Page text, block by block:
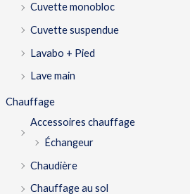
Cuvette monobloc
Cuvette suspendue
Lavabo + Pied
Lave main
Chauffage
Accessoires chauffage
Échangeur
Chaudière
Chauffage au sol